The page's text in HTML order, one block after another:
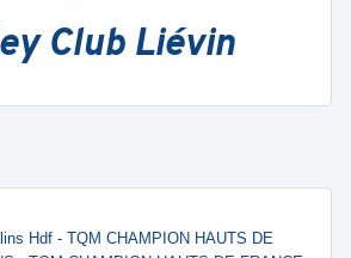
Club Liévin
Hdf - TQM CHAMPION HAUTS DE